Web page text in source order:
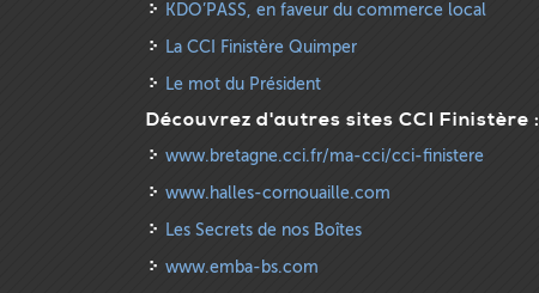
KDO’PASS, en faveur du commerce local
La CCI Finistère Quimper
Le mot du Président
Découvrez d'autres sites CCI Finistère :
www.bretagne.cci.fr/ma-cci/cci-finistere
www.halles-cornouaille.com
Les Secrets de nos Boîtes
www.emba-bs.com